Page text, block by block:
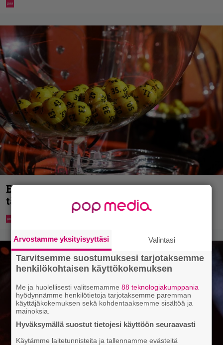
Eurojackpotista 80 000 euroa Suomeen –
tänne
Arvostamme yksityisyyttäsi Valintasi
Tarvitsemme suostumuksesi tarjotaksemme
henkilökohtaisen käyttökokemuksen
Me ja huolellisesti valitsemamme88 teknologiakumppania
hyödynnämme henkilötietoja tarjotaksemme paremman
käyttäjäkokemuksen sekä kohdentaaksemme sisältöä ja
mainoksia.
Hyväksymällä suostut tietojesi käyttöön seuraavasti
Käytämme laitetunnisteita ja tallennamme evästeitä